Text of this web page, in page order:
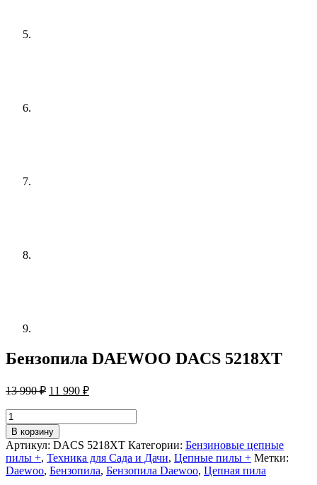
Бензопила DAEWOO DACS 5218XT
13 990₽ Первоначальная
составляла
13
990 ₽.
11 990 ₽Текущая
11
990 ₽.
Количество
товара
Бензопила
DAEWOO
DACS
5218XT
В корзину
Артикул: DACS 5218XT Категории: Бензиновые цепные
пилы +, Техника для Сада и Дачи, Цепные пилы + Метки:
Daewoo, Бензопила, Бензопила Daewoo, Цепная пила